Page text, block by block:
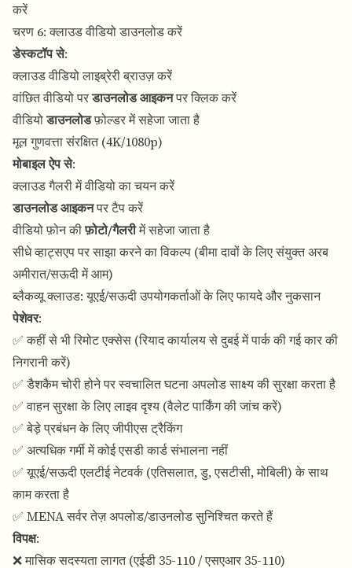
करें
चरण 6: क्लाउड वीडियो डाउनलोड करें
डेस्कटॉप से:
क्लाउड वीडियो लाइब्रेरी ब्राउज़ करें
वांछित वीडियो परडाउनलोड आइकनपर क्लिक करें
वीडियोडाउनलोडफ़ोल्डर में सहेजा जाता है
मूल गुणवत्ता संरक्षित (4K/1080p)
मोबाइल ऐप से:
क्लाउड गैलरी में वीडियो का चयन करें
डाउनलोड आइकनपर टैप करें
वीडियो फ़ोन कीफ़ोटो/गैलरीमें सहेजा जाता है
सीधे व्हाट्सएप पर साझा करने का विकल्प (बीमा दावों के लिए संयुक्त अरब
अमीरात/सऊदी में आम)
ब्लैकव्यू क्लाउड: यूएई/सऊदी उपयोगकर्ताओं के लिए फायदे और नुकसान
पेशेवर:
✅ कहीं से भी रिमोट एक्सेस (रियाद कार्यालय से दुबई में पार्क की गई कार की
निगरानी करें)
✅ डैशकैम चोरी होने पर स्वचालित घटना अपलोड साक्ष्य की सुरक्षा करता है
✅ वाहन सुरक्षा के लिए लाइव दृश्य (वैलेट पार्किंग की जांच करें)
✅ बेड़े प्रबंधन के लिए जीपीएस ट्रैकिंग
✅ अत्यधिक गर्मी में कोई एसडी कार्ड संभालना नहीं
✅ यूएई/सऊदी एलटीई नेटवर्क (एतिसलात, डु, एसटीसी, मोबिली) के साथ
काम करता है
✅ MENA सर्वर तेज़ अपलोड/डाउनलोड सुनिश्चित करते हैं
विपक्ष:
❌ मासिक सदस्यता लागत (एईडी 35-110 / एसएआर 35-110)